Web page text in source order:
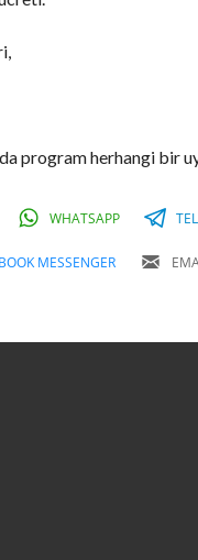
program herhangi bir
WHATSAPP
MESSENGER